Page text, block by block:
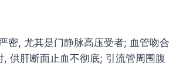
密, 尤其是门静脉高压受者; 血管吻合
供肝断面止血不彻底; 引流管周围腹